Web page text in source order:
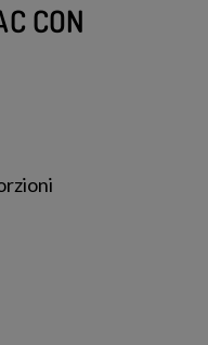
CON